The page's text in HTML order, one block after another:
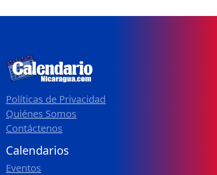
Políticas de Privacidad
Quiénes Somos
Contáctenos
Calendarios
Eventos